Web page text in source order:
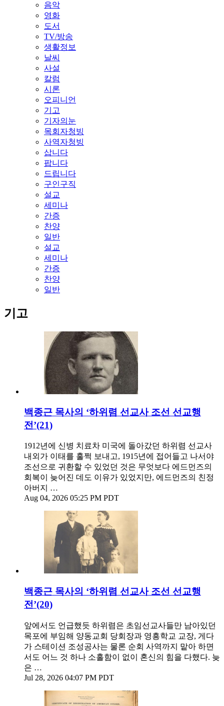
음악
영화
도서
TV/방송
생활정보
날씨
사설
칼럼
시론
오피니언
기고
기자의눈
목회자청빙
사역자청빙
삽니다
팝니다
드립니다
구인구직
설교
세미나
간증
찬양
일반
설교
세미나
간증
찬양
일반
기고
백종근 목사의 ‘하위렴 선교사 조선 선교행
전’(21)
1912년에 신병 치료차 미국에 돌아갔던 하위렴 선교사
내외가 이태를 훌쩍 보내고, 1915년에 접어들고 나서야
조선으로 귀환할 수 있었던 것은 무엇보다 에드먼즈의
회복이 늦어진 데도 이유가 있었지만, 에드먼즈의 친정
아버지 …
Aug 04, 2026 05:25 PM PDT
백종근 목사의 ‘하위렴 선교사 조선 선교행
전’(20)
앞에서도 언급했듯 하위렴은 초임선교사들만 남아있던
목포에 부임해 양동교회 당회장과 영흥학교 교장, 게다
가 스테이션 조성공사는 물론 순회 사역까지 맡아 하면
서도 어느 것 하나 소홀함이 없이 혼신의 힘을 다했다. 늦
은 …
Jul 28, 2026 04:07 PM PDT